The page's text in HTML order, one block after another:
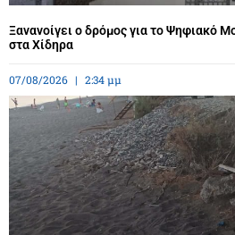
Ξανανοίγει ο δρόμος για το Ψηφιακό
στα Χίδηρα
07/08/2026 2:34 μμ